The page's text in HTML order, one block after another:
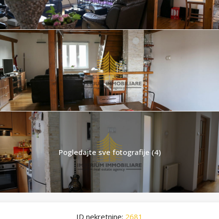
Pogledajte sve fotografije (4)
ID nekretnine: 2681